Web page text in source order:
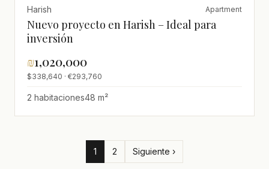
Harish Apartment
Nuevo proyecto en Harish – Ideal para
inversión
₪1,020,000
$338,640 · €293,760
2 habitaciones48 m²
1 2 Siguiente ›